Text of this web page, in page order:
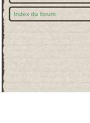
Index du forum